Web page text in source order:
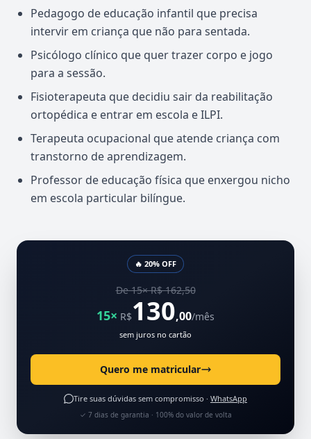
Pedagogo de educação infantil que precisa
intervir em criança que não para sentada.
Psicólogo clínico que quer trazer corpo e jogo
para a sessão.
Fisioterapeuta que decidiu sair da reabilitação
ortopédica e entrar em escola e ILPI.
Terapeuta ocupacional que atende criança com
transtorno de aprendizagem.
Professor de educação física que enxergou nicho
em escola particular bilíngue.
🔥 20% OFF
De 15× R$ 162,50
15× R$130,00/mês
sem juros no cartão
Quero me matricular
Tire suas dúvidas sem compromisso · WhatsApp
✓ 7 dias de garantia · 100% do valor de volta